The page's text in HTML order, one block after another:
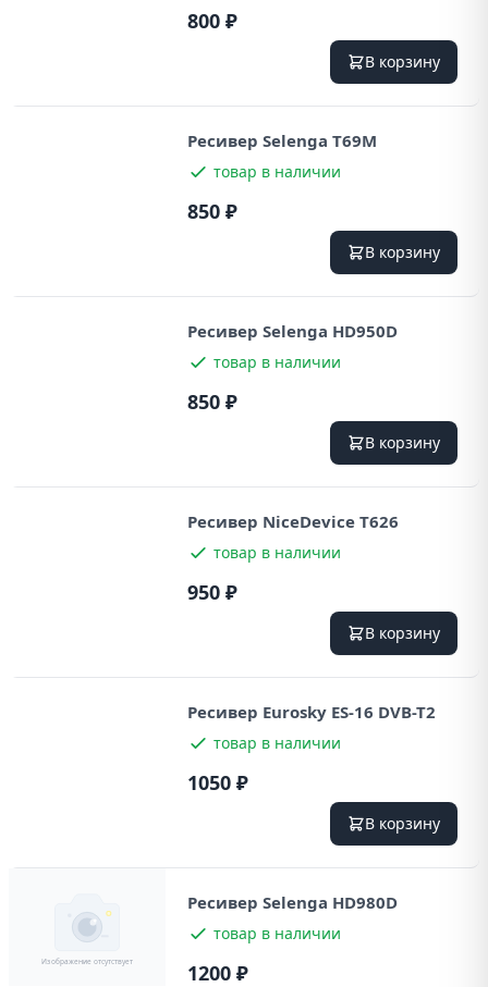
800 ₽
В корзину
Ресивер Selenga T69M
товар в наличии
850 ₽
В корзину
Ресивер Selenga HD950D
товар в наличии
850 ₽
В корзину
Ресивер NiceDevice T626
товар в наличии
950 ₽
В корзину
Ресивер Eurosky ES-16 DVB-T2
товар в наличии
1050 ₽
В корзину
Ресивер Selenga HD980D
товар в наличии
1200 ₽